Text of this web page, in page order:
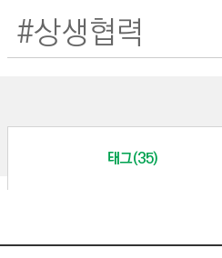
N
&
O
태그(35)